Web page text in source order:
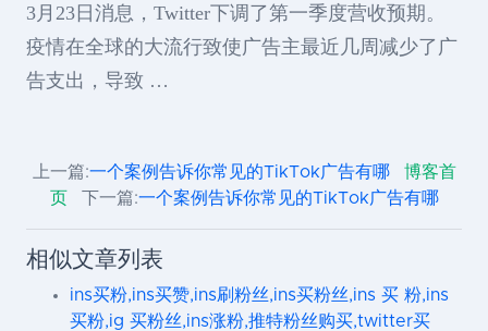
3月23日消息，Twitter下调了第一季度营收预期。
疫情在全球的大流行致使广告主最近几周减少了广
告支出，导致 …
上一篇:一个案例告诉你常见的TikTok广告有哪
博客首
页
下一篇:一个案例告诉你常见的TikTok广告有哪
相似文章列表
ins买粉,ins买赞,ins刷粉丝,ins买粉丝,ins 买 粉,ins
买粉,ig 买粉丝,ins涨粉,推特粉丝购买,twitter买